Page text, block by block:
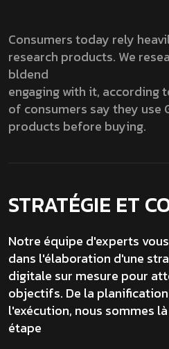
Consumers today rely
research products. We
bldend
engaging with it, according
of consumers say they use
products before buying.
STRATÉGIE ET
Notre équipe d'experts
dans l'élaboration d'une
digitale sur mesure pour
objectifs. De la
l'exécution, nous sommes
étape